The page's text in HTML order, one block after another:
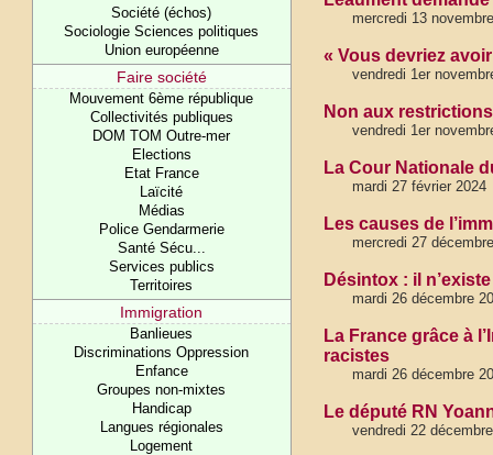
Société (échos)
Sociologie Sciences politiques
Union européenne
Faire société
Mouvement 6ème république
Collectivités publiques
DOM TOM Outre-mer
Elections
Etat France
Laïcité
Médias
Police Gendarmerie
Santé Sécu...
Services publics
Territoires
Immigration
Banlieues
Discriminations Oppression
Enfance
Groupes non-mixtes
Handicap
Langues régionales
Logement
mercredi 13
« Vous devriez
vendredi 1er
Non aux restrictions
vendredi 1er
La Cour Nationale
mardi 27 février 2024
Les causes de
mercredi 27
Désintox : il
mardi 26 décembre
La France grâce à
racistes
mardi 26 décembre
Le député RN
vendredi 22